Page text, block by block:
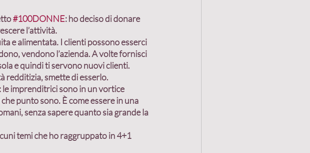
ideale Costruzione alleanze
Alleanza
#100DONNE: ho deciso di donare
l’attività.
e alimentata. I clienti possono esserci
vendono l’azienda. A volte fornisci
e quindi ti servono nuovi clienti.
redditizia, smette di esserlo.
: le imprenditrici sono in un vortice
punto sono. È come essere in una
senza sapere quanto sia grande la
temi che ho raggruppato in 4+1